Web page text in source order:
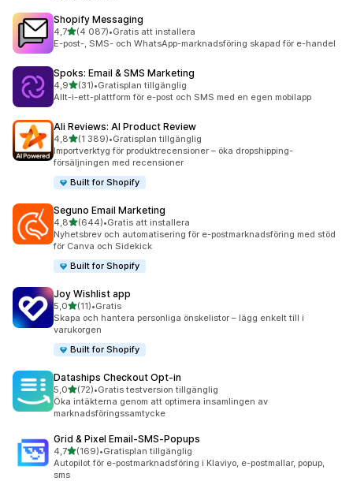
Shopify Messaging
4,7av 5 stjärnor
(4 087)
4087 recensioner totalt
•Gratis att installera
E-post-, SMS- och WhatsApp-marknadsföring skapad för e-handel
Spoks: Email & SMS Marketing
4,9av 5 stjärnor
(31)
31 recensioner totalt
•Gratisplan tillgänglig
Allt-i-ett-plattform för e-post och SMS med en egen mobilapp
Ali Reviews: AI Product Review
4,8av 5 stjärnor
(1 389)
1389 recensioner totalt
•Gratisplan tillgänglig
Importverktyg för produktrecensioner – öka dropshipping-
försäljningen med recensioner
Built for Shopify
Seguno Email Marketing
4,8av 5 stjärnor
(644)
644 recensioner totalt
•Gratis att installera
Nyhetsbrev och automatisering för e-postmarknadsföring med stöd
för Canva och Sidekick
Built for Shopify
Joy Wishlist app
5,0av 5 stjärnor
(11)
11 recensioner totalt
•Gratis
Skapa och hantera personliga önskelistor – lägg enkelt till i
varukorgen
Built for Shopify
Dataships Checkout Opt‑in
5,0av 5 stjärnor
(72)
72 recensioner totalt
•Gratis testversion tillgänglig
Öka intäkterna genom att optimera insamlingen av
marknadsföringssamtycke
Grid & Pixel Email‑SMS‑Popups
4,7av 5 stjärnor
(169)
169 recensioner totalt
•Gratisplan tillgänglig
Autopilot för e-postmarknadsföring i Klaviyo, e-postmallar, popup,
sms